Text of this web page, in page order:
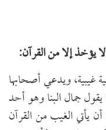
غيبية، ويدعي أصحابها
جمال البنا وهو أحد
يأتي الغيب من القرآن